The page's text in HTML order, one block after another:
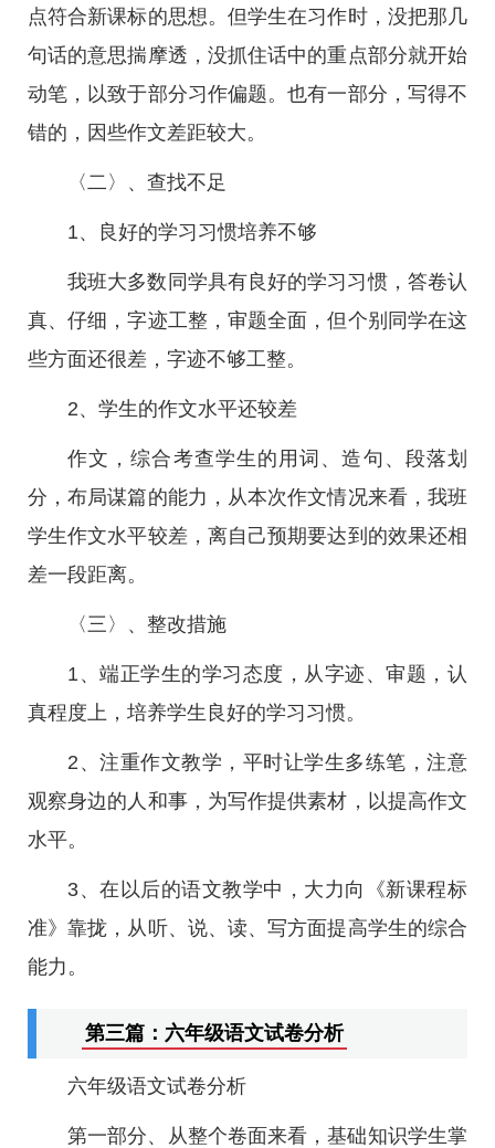
点符合新课标的思想。但学生在习作时，没把那几
句话的意思揣摩透，没抓住话中的重点部分就开始
动笔，以致于部分习作偏题。也有一部分，写得不
错的，因些作文差距较大。
〈二〉、查找不足
1、良好的学习习惯培养不够
我班大多数同学具有良好的学习习惯，答卷认
真、仔细，字迹工整，审题全面，但个别同学在这
些方面还很差，字迹不够工整。
2、学生的作文水平还较差
作文，综合考查学生的用词、造句、段落划
分，布局谋篇的能力，从本次作文情况来看，我班
学生作文水平较差，离自己预期要达到的效果还相
差一段距离。
〈三〉、整改措施
1、端正学生的学习态度，从字迹、审题，认
真程度上，培养学生良好的学习习惯。
2、注重作文教学，平时让学生多练笔，注意
观察身边的人和事，为写作提供素材，以提高作文
水平。
3、在以后的语文教学中，大力向《新课程标
准》靠拢，从听、说、读、写方面提高学生的综合
能力。
第三篇：六年级语文试卷分析
六年级语文试卷分析
第一部分、从整个卷面来看，基础知识学生掌